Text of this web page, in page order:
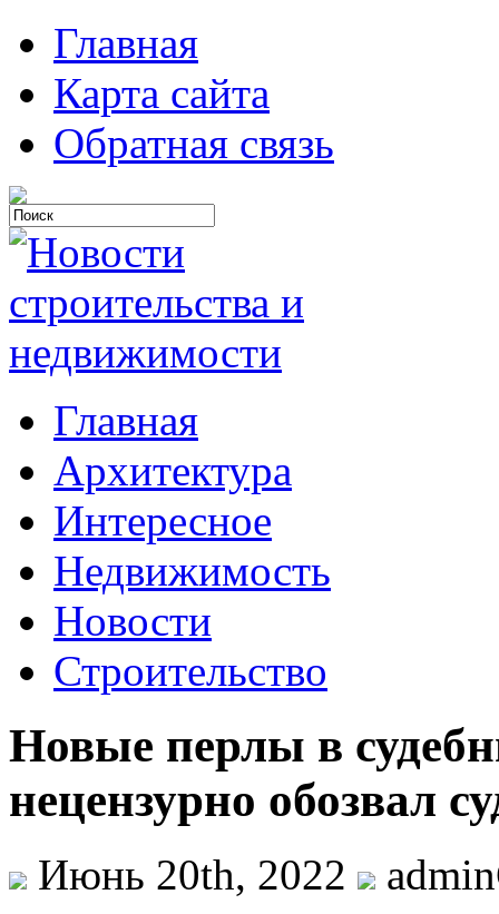
Главная
Карта сайта
Обратная связь
Главная
Архитектура
Интересное
Недвижимость
Новости
Строительство
Новые перлы в
нецензурно обозвал
Июнь 20th, 2022